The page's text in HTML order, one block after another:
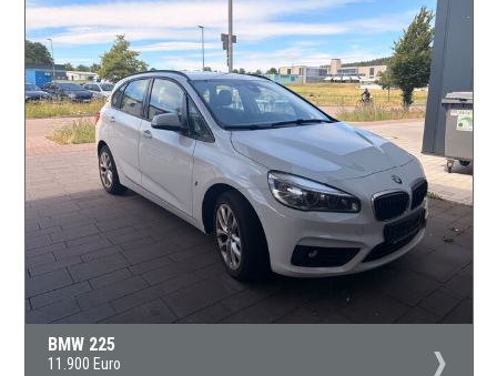
BMW 225
11.900 Euro